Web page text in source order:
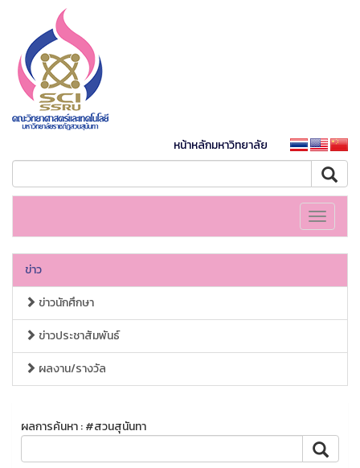
หน้าหลักมหาวิทยาลัย
Toggle
ข่าว
ข่าวนักศึกษา
ข่าวประชาสัมพันธ์
ผลงาน/รางวัล
ผลการค้นหา : #สวนสุนันทา